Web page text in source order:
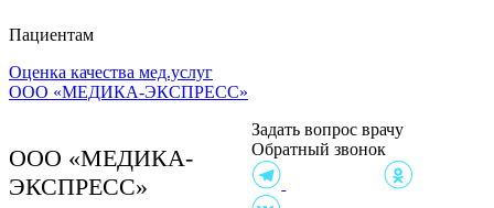
Пациентам
Клиника на ул.
Чайковского, 4А
персональных данных
Политика в отношении
обработки персональных
Оценка качества мед.услуг
ООО «МЕДИКА-ЭКСПРЕСС»
ООО «МЕДИКА-
ЭКСПРЕСС»
Задать вопрос врачу
Обратный звонок